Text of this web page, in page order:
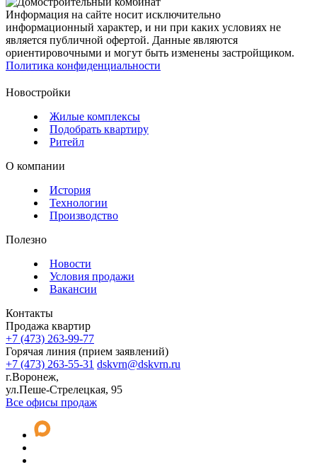
Информация на сайте носит исключительно
информационный характер, и ни при каких условиях не
является публичной офертой. Данные являются
ориентировочными и могут быть изменены застройщиком.
Политика конфиденциальности
Новостройки
Жилые комплексы
Подобрать квартиру
Ритейл
О компании
История
Технологии
Производство
Полезно
Новости
Условия продажи
Вакансии
Контакты
Продажа квартир
+7 (473) 263-99-77
Горячая линия (прием заявлений)
+7 (473) 263-55-31 dskvrn@dskvrn.ru
г.Воронеж,
ул.Пеше-Стрелецкая, 95
Все офисы продаж